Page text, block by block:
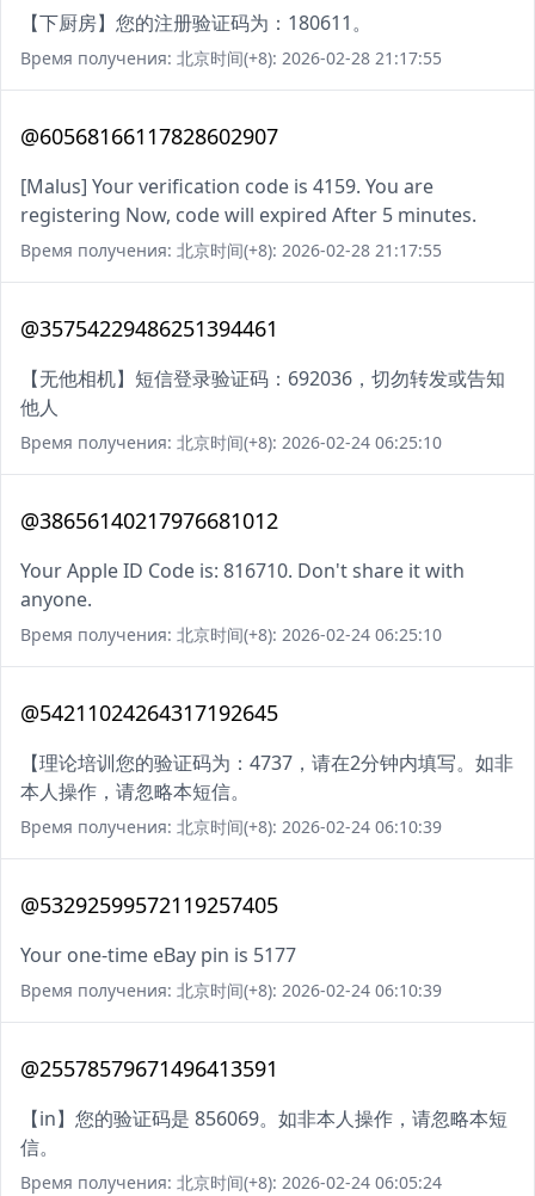
【下厨房】您的注册验证码为：180611。
Время получения: 北京时间(+8): 2026-02-28 21:17:55
@60568166117828602907
[Malus] Your verification code is 4159. You are
registering Now, code will expired After 5 minutes.
Время получения: 北京时间(+8): 2026-02-28 21:17:55
@35754229486251394461
【无他相机】短信登录验证码：692036，切勿转发或告知
他人
Время получения: 北京时间(+8): 2026-02-24 06:25:10
@38656140217976681012
Your Apple ID Code is: 816710. Don't share it with
anyone.
Время получения: 北京时间(+8): 2026-02-24 06:25:10
@54211024264317192645
【理论培训您的验证码为：4737，请在2分钟内填写。如非
本人操作，请忽略本短信。
Время получения: 北京时间(+8): 2026-02-24 06:10:39
@53292599572119257405
Your one-time eBay pin is 5177
Время получения: 北京时间(+8): 2026-02-24 06:10:39
@25578579671496413591
【in】您的验证码是 856069。如非本人操作，请忽略本短
信。
Время получения: 北京时间(+8): 2026-02-24 06:05:24